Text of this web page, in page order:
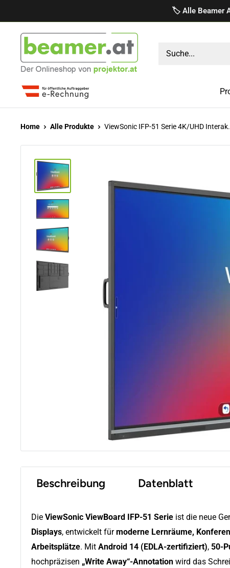
zum
🏷️ Alle Beamer
projektor.at
Präsentationstechnik
GmbH
Home Alle Produkte ViewSonic IFP-51 Serie 4K/UHD
Beschreibung Datenblatt
Die ViewSonic ViewBoard IFP-51 Serie ist die neue
Displays, entwickelt fürmoderne Lernräume,
Arbeitsplätze. Mit Android 14 (EDLA-zertifiziert), 50-
hochpräzisen „Write Away“-Annotation wird das